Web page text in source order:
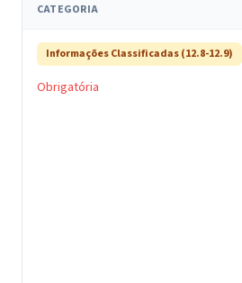
CATEGORIA
Informações Classificadas (12.8-12.9)
Obrigatória